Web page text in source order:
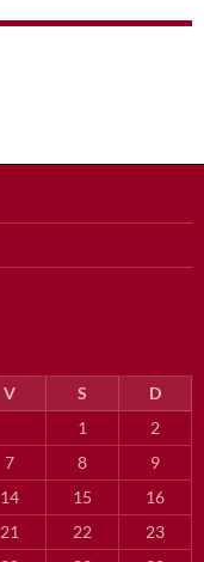
V S
D
1
2
7 8
9
14 15
16
21 22
23